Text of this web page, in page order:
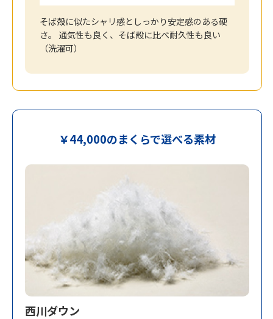
そば殻に似たシャリ感としっかり安定感のある硬
さ。 通気性も良く、そば殻に比べ耐久性も良い
（洗濯可）
￥44,000のまくらで選べる素材
西川ダウン